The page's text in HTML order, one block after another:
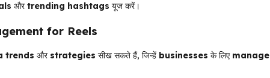
औरtrending hashtags यूज करें।
for Reels
trends और strategies सीख सकते हैं, जिन्हें businesses के लिए manage